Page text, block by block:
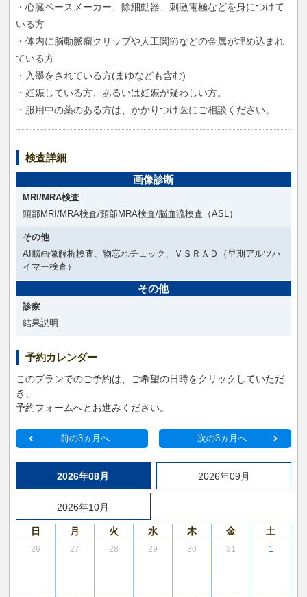
・心臓ペースメーカー、除細動器、刺激電極などを身につけて
いる方
・体内に脳動脈瘤クリップや人工関節などの金属が埋め込まれ
ている方
・入墨をされている方(まゆなども含む)
・妊娠している方、あるいは妊娠が疑わしい方。
・服用中の薬のある方は、かかりつけ医にご相談ください。
検査詳細
画像診断
MRI/MRA検査
頭部MRI/MRA検査/頸部MRA検査/脳血流検査（ASL）
その他
AI脳画像解析検査、物忘れチェック、ＶＳＲＡＤ（早期アルツハ
イマー検査）
その他
診察
結果説明
予約カレンダー
このプランでのご予約は、ご希望の日時をクリックしていただ
き、
予約フォームへとお進みください。
前の3ヵ月へ 次の3ヵ月へ
2026年08月 2026年09月
2026年10月
日 月 火 水 木 金 土
26 27 28 29 30 31 1